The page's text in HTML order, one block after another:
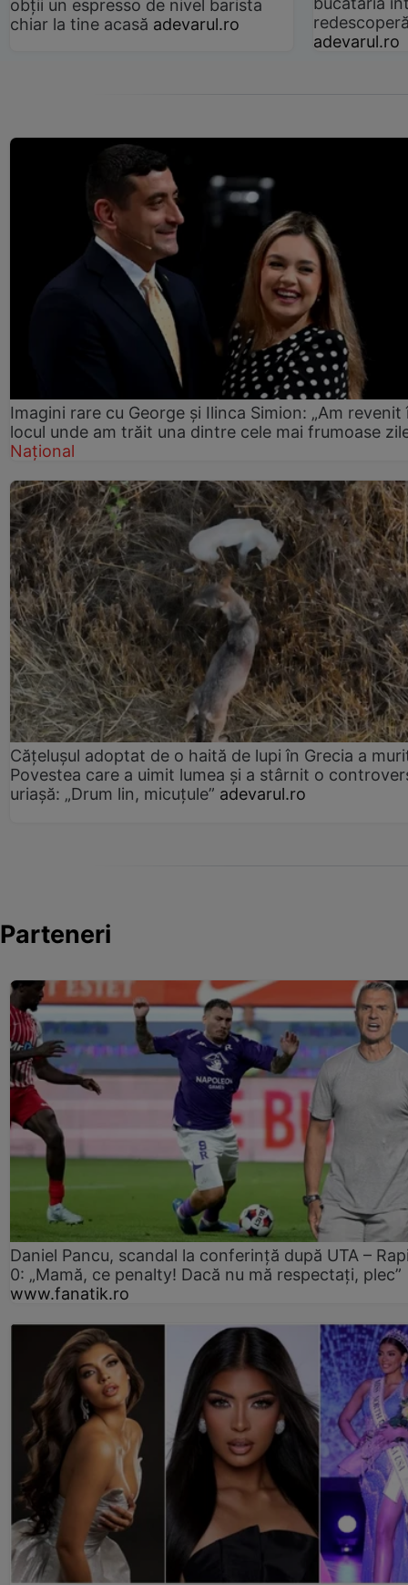
obții un espresso de nivel barista
chiar la tine acasă adevarul.ro
adevarul.ro
Imagini rare cu George și Ilinca Simion: „Am revenit
locul unde am trăit una dintre cele mai frumoase
Național
Cățelușul adoptat de o haită de lupi în Grecia a
Povestea care a uimit lumea și a stârnit o
uriașă: „Drum lin, micuțule” adevarul.ro
Parteneri
Daniel Pancu, scandal la conferință după UTA –
0: „Mamă, ce penalty! Dacă nu mă respectați, plec”
www.fanatik.ro